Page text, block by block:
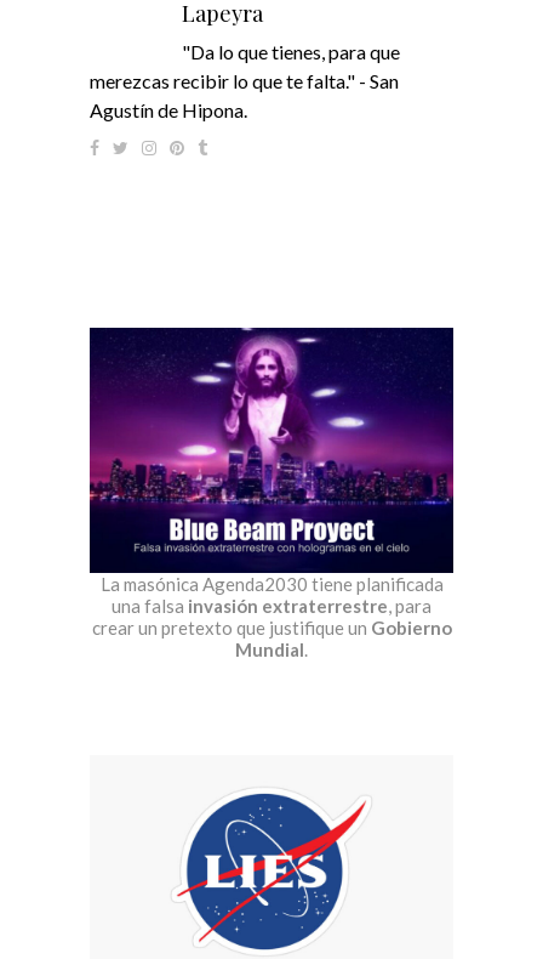
Lapeyra
"Da lo que tienes, para que
merezcas recibir lo que te falta." - San
Agustín de Hipona.
La masónica Agenda2030 tiene planificada
una falsa invasión extraterrestre, para
crear un pretexto que justifique un Gobierno
Mundial.